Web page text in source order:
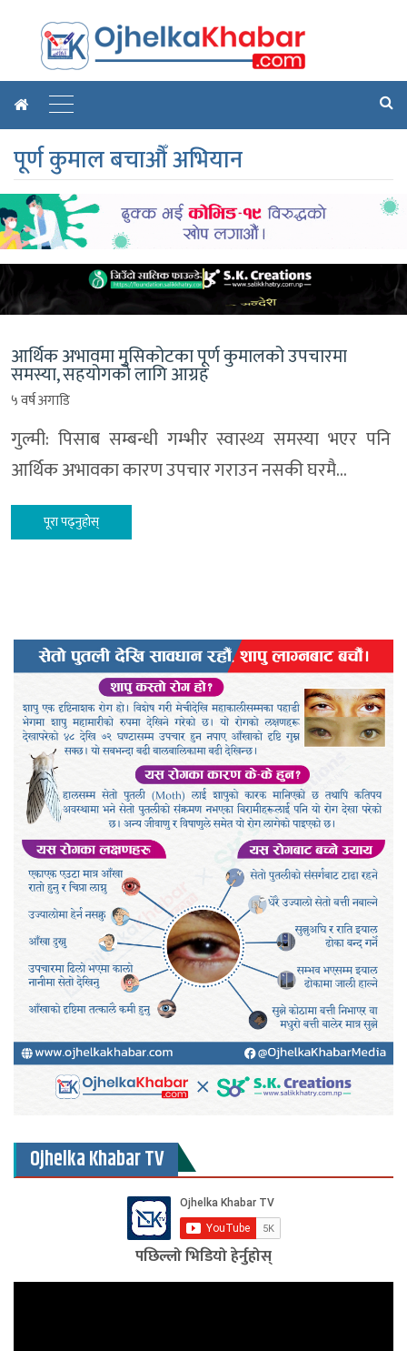
पूर्ण कुमाल बचाऔँ अभियान
आर्थिक अभावमा मुसिकोटका पूर्ण कुमालको उपचारमा
समस्या, सहयोगको लागि आग्रह
५ वर्ष अगाडि
गुल्मी: पिसाब सम्बन्धी गम्भीर स्वास्थ्य समस्या भएर पनि
आर्थिक अभावका कारण उपचार गराउन नसकी घरमै…
पूरा पढ्नुहोस्
Ojhelka Khabar TV
पछिल्लो भिडियो हेर्नुहोस्